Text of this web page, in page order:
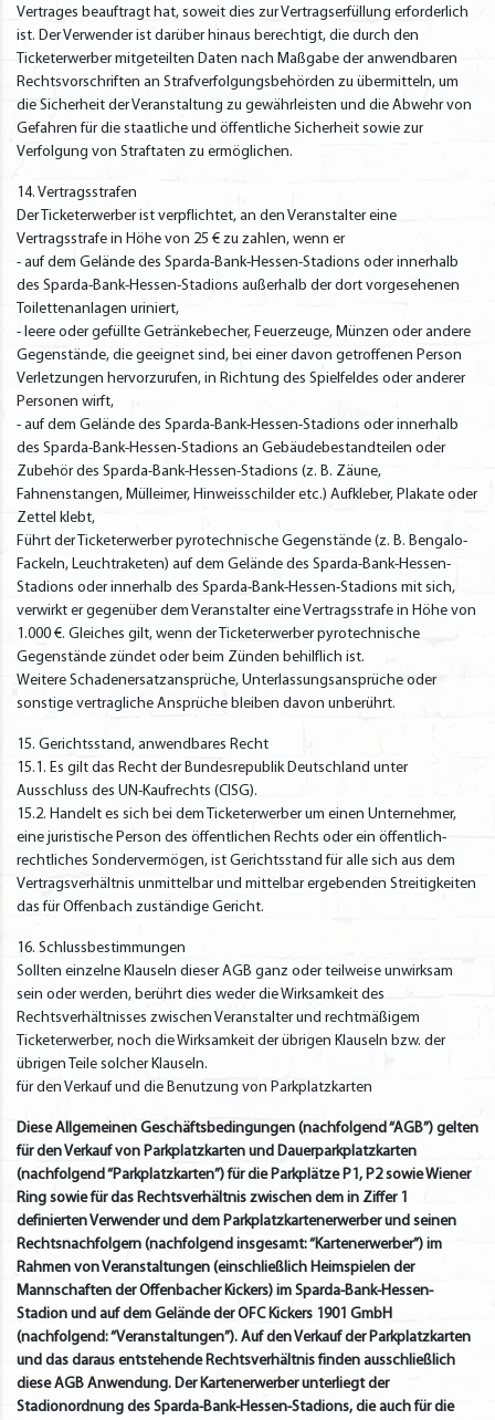
Vertrages beauftragt hat, soweit dies zur Vertragserfüllung erforderlich
ist. Der Verwender ist darüber hinaus berechtigt, die durch den
Ticketerwerber mitgeteilten Daten nach Maßgabe der anwendbaren
Rechtsvorschriften an Strafverfolgungsbehörden zu übermitteln, um
die Sicherheit der Veranstaltung zu gewährleisten und die Abwehr von
Gefahren für die staatliche und öffentliche Sicherheit sowie zur
Verfolgung von Straftaten zu ermöglichen.
14. Vertragsstrafen
Der Ticketerwerber ist verpflichtet, an den Veranstalter eine
Vertragsstrafe in Höhe von 25 € zu zahlen, wenn er
- auf dem Gelände des Sparda-Bank-Hessen-Stadions oder innerhalb
des Sparda-Bank-Hessen-Stadions außerhalb der dort vorgesehenen
Toilettenanlagen uriniert,
- leere oder gefüllte Getränkebecher, Feuerzeuge, Münzen oder andere
Gegenstände, die geeignet sind, bei einer davon getroffenen Person
Verletzungen hervorzurufen, in Richtung des Spielfeldes oder anderer
Personen wirft,
- auf dem Gelände des Sparda-Bank-Hessen-Stadions oder innerhalb
des Sparda-Bank-Hessen-Stadions an Gebäudebestandteilen oder
Zubehör des Sparda-Bank-Hessen-Stadions (z. B. Zäune,
Fahnenstangen, Mülleimer, Hinweisschilder etc.) Aufkleber, Plakate oder
Zettel klebt,
Führt der Ticketerwerber pyrotechnische Gegenstände (z. B. Bengalo-
Fackeln, Leuchtraketen) auf dem Gelände des Sparda-Bank-Hessen-
Stadions oder innerhalb des Sparda-Bank-Hessen-Stadions mit sich,
verwirkt er gegenüber dem Veranstalter eine Vertragsstrafe in Höhe von
1.000 €. Gleiches gilt, wenn der Ticketerwerber pyrotechnische
Gegenstände zündet oder beim Zünden behilflich ist.
Weitere Schadenersatzansprüche, Unterlassungsansprüche oder
sonstige vertragliche Ansprüche bleiben davon unberührt.
15. Gerichtsstand, anwendbares Recht
15.1. Es gilt das Recht der Bundesrepublik Deutschland unter
Ausschluss des UN-Kaufrechts (CISG).
15.2. Handelt es sich bei dem Ticketerwerber um einen Unternehmer,
eine juristische Person des öffentlichen Rechts oder ein öffentlich-
rechtliches Sondervermögen, ist Gerichtsstand für alle sich aus dem
Vertragsverhältnis unmittelbar und mittelbar ergebenden Streitigkeiten
das für Offenbach zuständige Gericht.
16. Schlussbestimmungen
Sollten einzelne Klauseln dieser AGB ganz oder teilweise unwirksam
sein oder werden, berührt dies weder die Wirksamkeit des
Rechtsverhältnisses zwischen Veranstalter und rechtmäßigem
Ticketerwerber, noch die Wirksamkeit der übrigen Klauseln bzw. der
übrigen Teile solcher Klauseln.
für den Verkauf und die Benutzung von Parkplatzkarten
Diese Allgemeinen Geschäftsbedingungen (nachfolgend “AGB”) gelten
für den Verkauf von Parkplatzkarten und Dauerparkplatzkarten
(nachfolgend “Parkplatzkarten”) für die Parkplätze P1, P2 sowie Wiener
Ring sowie für das Rechtsverhältnis zwischen dem in Ziffer 1
definierten Verwender und dem Parkplatzkartenerwerber und seinen
Rechtsnachfolgern (nachfolgend insgesamt: “Kartenerwerber”) im
Rahmen von Veranstaltungen (einschließlich Heimspielen der
Mannschaften der Offenbacher Kickers) im Sparda-Bank-Hessen-
Stadion und auf dem Gelände der OFC Kickers 1901 GmbH
(nachfolgend: “Veranstaltungen”). Auf den Verkauf der Parkplatzkarten
und das daraus entstehende Rechtsverhältnis finden ausschließlich
diese AGB Anwendung. Der Kartenerwerber unterliegt der
Stadionordnung des Sparda-Bank-Hessen-Stadions, die auch für die